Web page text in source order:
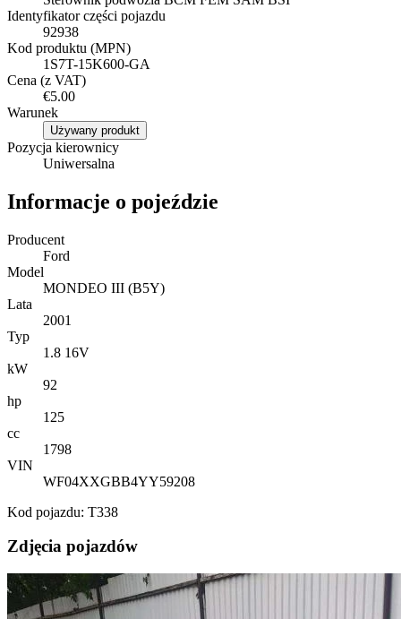
Identyfikator części pojazdu
92938
Kod produktu (MPN)
1S7T-15K600-GA
Cena (z VAT)
€5.00
Warunek
Używany produkt
Pozycja kierownicy
Uniwersalna
Informacje o pojeździe
Producent
Ford
Model
MONDEO III (B5Y)
Lata
2001
Typ
1.8 16V
kW
92
hp
125
cc
1798
VIN
WF04XXGBB4YY59208
Kod pojazdu: T338
Zdjęcia pojazdów